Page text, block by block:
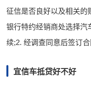
征信是否良好以及相关的
银行特约经销商处选择汽
续;2. 经调查同意后签订
宜信车抵贷好不好